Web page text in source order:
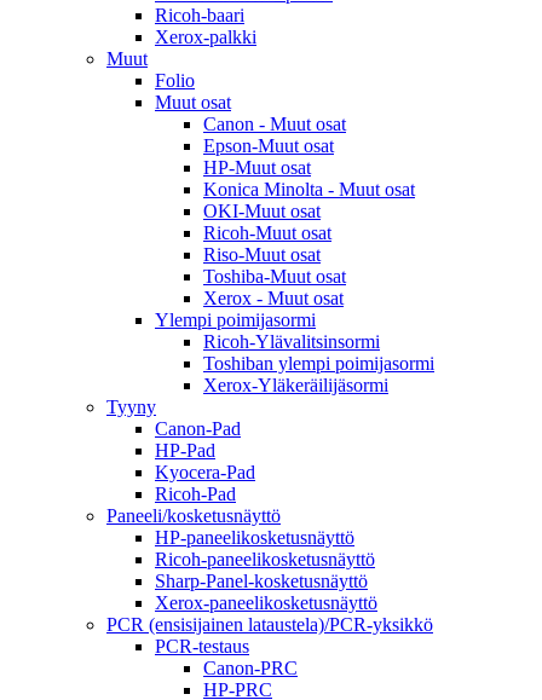
Ricoh-baari
Xerox-palkki
Muut
Folio
Muut osat
Canon - Muut osat
Epson-Muut osat
HP-Muut osat
Konica Minolta - Muut osat
OKI-Muut osat
Ricoh-Muut osat
Riso-Muut osat
Toshiba-Muut osat
Xerox - Muut osat
Ylempi poimijasormi
Ricoh-Ylävalitsinsormi
Toshiban ylempi poimijasormi
Xerox-Yläkeräilijäsormi
Tyyny
Canon-Pad
HP-Pad
Kyocera-Pad
Ricoh-Pad
Paneeli/kosketusnäyttö
HP-paneelikosketusnäyttö
Ricoh-paneelikosketusnäyttö
Sharp-Panel-kosketusnäyttö
Xerox-paneelikosketusnäyttö
PCR (ensisijainen lataustela)/PCR-yksikkö
PCR-testaus
Canon-PRC
HP-PRC